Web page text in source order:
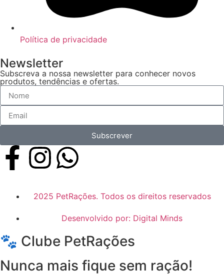
Política de privacidade
Newsletter
Subscreva a nossa newsletter para conhecer novos
produtos, tendências e ofertas.
Subscrever
2025 PetRações. Todos os direitos reservados
Desenvolvido por: Digital Minds
🐾 Clube PetRações
Nunca mais fique sem ração!